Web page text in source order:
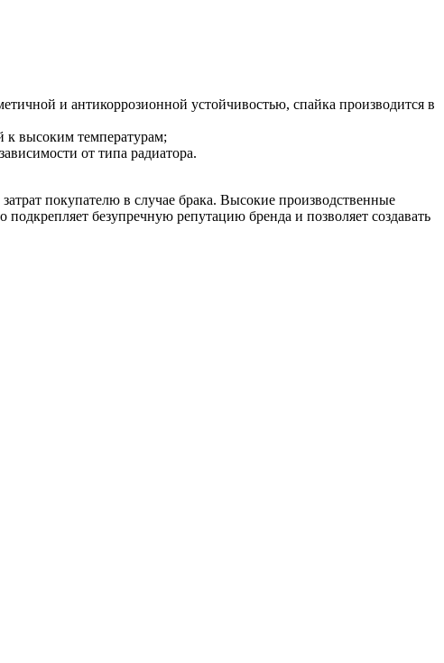
и антикоррозионной устойчивостью, спайка производится в
к высоким температурам;
от типа радиатора.
покупателю в случае брака. Высокие производственные
безупречную репутацию бренда и позволяет создавать